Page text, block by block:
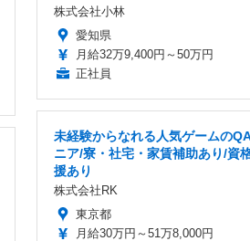
株式会社小林
愛知県
月給32万9,400円～50万円
正社員
未経験からなれる人気ゲームの
ニア/寮・社宅・家賃補助あり/資
援あり
株式会社RK
東京都
月給30万円～51万8,000円